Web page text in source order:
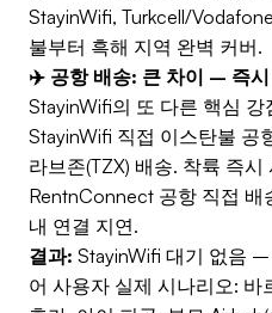
StayinWifi, Turkcell/
불부터 흑해 지역 완벽 커버.
✈️ 공항 배송: 큰 차이 – 즉시
StayinWifi의 또 다른 핵심
StayinWifi 직접 이스탄불 공
라브존(TZX) 배송. 착륙 즉
RentnConnect 공항 직접 배
내 연결 지연.
결과: StayinWifi 대기 없음
어 사용자 실제 시나리오: